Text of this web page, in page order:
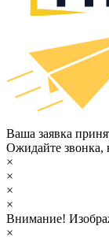
Ваша заявка
Ожидайте звонка,
×
×
×
×
Внимание!
×